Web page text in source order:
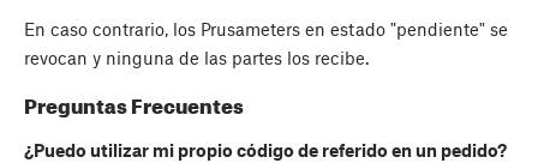
En caso contrario, los Prusameters en estado "pendiente" se
revocan y ninguna de las partes los recibe.
Preguntas Frecuentes
¿Puedo utilizar mi propio código de referido en un pedido?